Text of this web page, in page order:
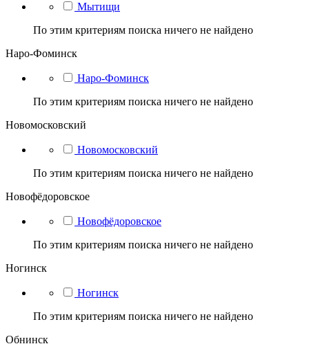
Мытищи
По этим критериям поиска ничего не найдено
Наро-Фоминск
Наро-Фоминск
По этим критериям поиска ничего не найдено
Новомосковский
Новомосковский
По этим критериям поиска ничего не найдено
Новофёдоровское
Новофёдоровское
По этим критериям поиска ничего не найдено
Ногинск
Ногинск
По этим критериям поиска ничего не найдено
Обнинск